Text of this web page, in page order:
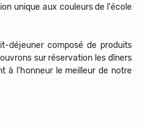
unique aux couleurs de l'école
déjeuner composé de produits
sur réservation les dîners
à l’honneur le meilleur de notre